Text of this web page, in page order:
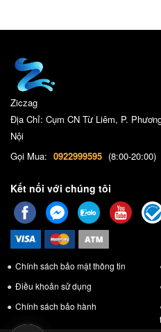
Ziczag
Địa Chỉ: Cụm CN Từ Liêm, P.
Nội
Gọi Mua: 0922999595 (8:00-20:00)
Kết nối với chúng tôi
Chính sách bảo mật thông tin
Điều khoản sử dụng
Chính sách bảo hành